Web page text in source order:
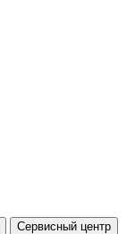
Сервисный центр